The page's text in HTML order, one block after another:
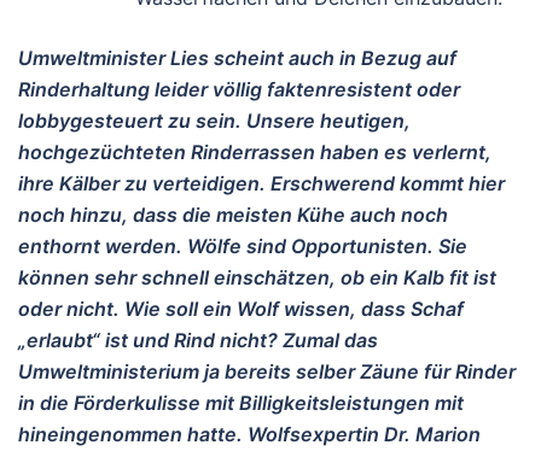
Umweltminister Lies scheint auch in Bezug auf
Rinderhaltung leider völlig faktenresistent oder
lobbygesteuert zu sein. Unsere heutigen,
hochgezüchteten Rinderrassen haben es verlernt,
ihre Kälber zu verteidigen. Erschwerend kommt hier
noch hinzu, dass die meisten Kühe auch noch
enthornt werden. Wölfe sind Opportunisten. Sie
können sehr schnell einschätzen, ob ein Kalb fit ist
oder nicht. Wie soll ein Wolf wissen, dass Schaf
„erlaubt“ ist und Rind nicht? Zumal das
Umweltministerium ja bereits selber Zäune für Rinder
in die Förderkulisse mit Billigkeitsleistungen mit
hineingenommen hatte. Wolfsexpertin Dr. Marion